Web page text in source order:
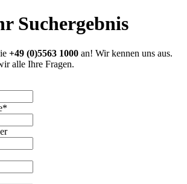
Suchergebnis
+49 (0)5563 1000 an! Wir kennen uns aus.
alle Ihre Fragen.
*